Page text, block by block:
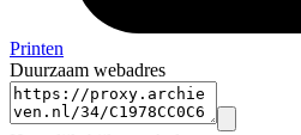
Printen
Duurzaam webadres